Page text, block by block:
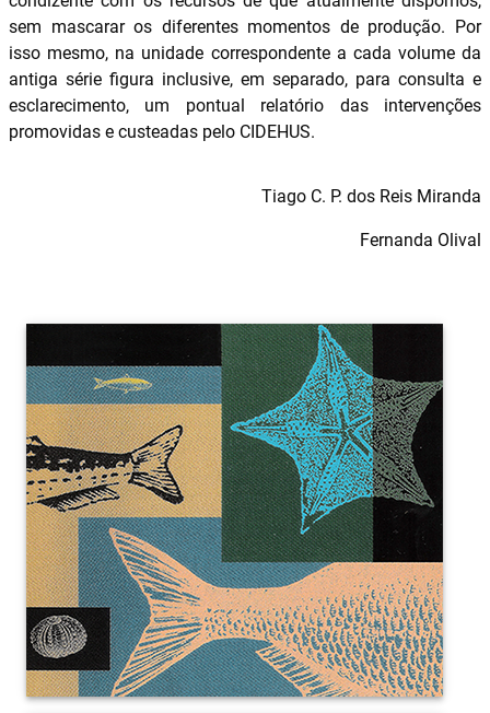
sem mascarar os diferentes momentos de produção. Por
isso mesmo, na unidade correspondente a cada volume da
antiga série figura inclusive, em separado, para consulta e
esclarecimento, um pontual relatório das intervenções
promovidas e custeadas pelo CIDEHUS.
Tiago C. P. dos Reis Miranda
Fernanda Olival